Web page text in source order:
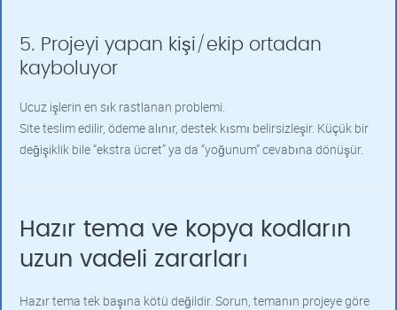
5. Projeyi yapan kişi/ekip ortadan
kayboluyor
Ucuz işlerin en sık rastlanan problemi.
Site teslim edilir, ödeme alınır, destek kısmı belirsizleşir. Küçük bir
değişiklik bile “ekstra ücret” ya da “yoğunum” cevabına dönüşür.
Hazır tema ve kopya kodların
uzun vadeli zararları
Hazır tema tek başına kötü değildir. Sorun, temanın projeye göre